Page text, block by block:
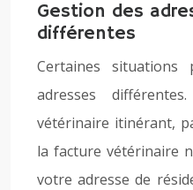
Gestion des
différentes
Certaines situations
adresses
vétérinaire itinérant,
la facture vétérinaire
votre adresse de